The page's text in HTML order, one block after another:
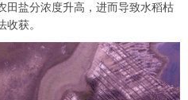
田盐分浓度升高，进而导致水稻枯
获。